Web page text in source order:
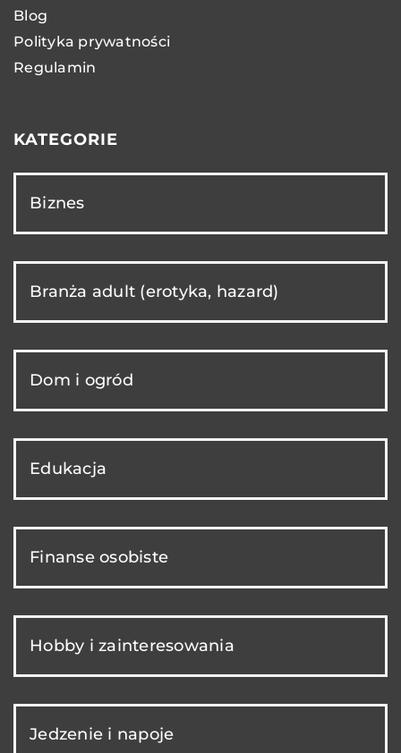
Blog
Polityka prywatności
Regulamin
KATEGORIE
Biznes
Branża adult (erotyka, hazard)
Dom i ogród
Edukacja
Finanse osobiste
Hobby i zainteresowania
Jedzenie i napoje